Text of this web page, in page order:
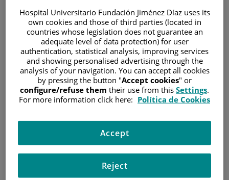
Juan Luis Arranz
Cozar
Oncología Médica
Especialista en
oncología médica. Servicio
de Oncología Médica.
Hospital General
Universitario Gregorio
Marañón. Mayo 2005 –
Mayo 2009
Especialidad en
Medicina Familiar y
EXPERIENCIA
1. Desde octubre 2010 hasta la actualidad: Médico adjunto
(FEA) de Oncología médica. Hospital Universitario
Hospital Universitario Fundación Jiménez Díaz uses its
own cookies and those of third parties (located in
countries whose legislation does not guarantee an
adequate level of data protection) for user
authentication, statistical analysis, improving services
and showing personalised advertising through the
analysis of your navigation. You can accept all cookies
by pressing the button "Accept cookies" or
configure/refuse them their use from this Settings.
For more information click here: Política de Cookies
Reject
Accept